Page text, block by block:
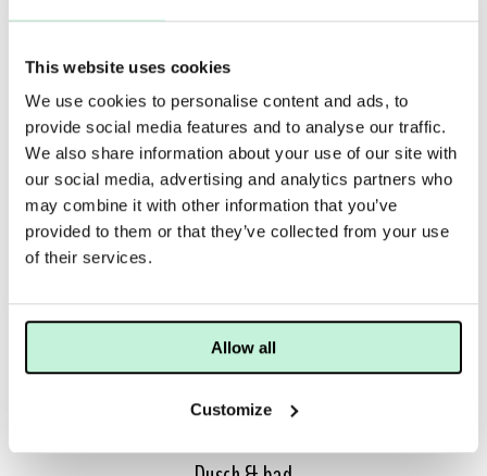
This website uses cookies
We use cookies to personalise content and ads, to
provide social media features and to analyse our traffic.
We also share information about your use of our site with
our social media, advertising and analytics partners who
may combine it with other information that you’ve
provided to them or that they’ve collected from your use
of their services.
Allow all
Customize
Leave-in-balsam: Prova att låta Hair Conditioner Fennel
sitta kvar i topparna. Effekten blir då som med ett
balsamspray.
Värmeskydd: Applicera Hair Conditioner Fennel i rent,
handdukstorkat hår för att skydda det från att bli slitet och
frissigt när du använder hårtork och andra värmeverktyg.
Rekommenderas till lockiga, lite frissiga hår.